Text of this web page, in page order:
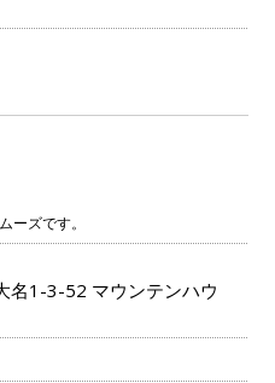
ーズです。
名1-3-52 マウンテンハウ